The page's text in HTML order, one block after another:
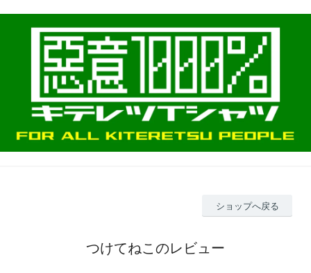
ショップへ戻る
つけてねこのレビュー